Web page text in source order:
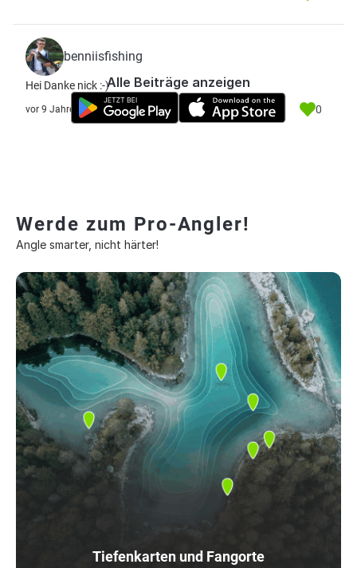
benniisfishing
Hei Danke nick :-)
vor 9 Jahre 0
Alle Beiträge anzeigen
Werde zum Pro-Angler!
Angle smarter, nicht härter!
Tiefenkarten und Fangorte